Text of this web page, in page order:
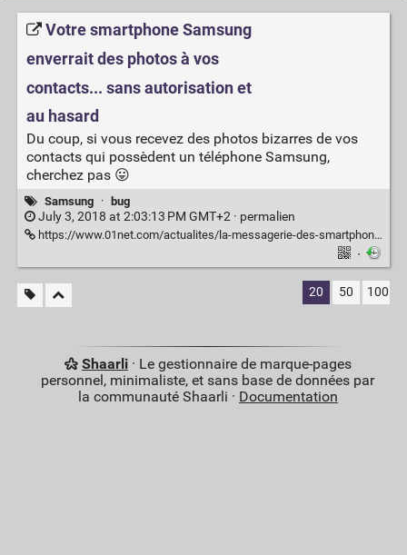
Votre smartphone Samsung
enverrait des photos à vos
contacts... sans autorisation et
au hasard
Du coup, si vous recevez des photos bizarres de vos
contacts qui possèdent un téléphone Samsung,
cherchez pas 😛
Samsung · bug
July 3, 2018 at 2:03:13 PM GMT+2 · permalien
https://www.01net.com/actualites/la-messagerie-des-smartphones-samsung-enverrait-des-photos-au-hasard-1482436.html
·
20 50 100
Shaarli· Le gestionnaire de marque-pages
personnel, minimaliste, et sans base de données par
la communauté Shaarli · Documentation